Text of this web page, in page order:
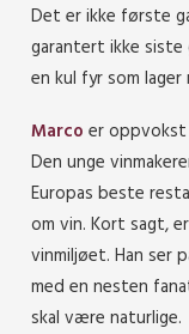
Det er ikke første
garantert ikke siste
en kul fyr som
Marco er oppvokst
Den unge
Europas beste
om vin. Kort sagt,
vinmiljøet. Han ser
med en nesten
skal være naturlige.